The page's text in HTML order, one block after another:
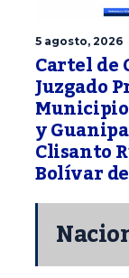
5 agosto, 2026
Cartel de
Juzgado
y
Clisanto
Bolívar